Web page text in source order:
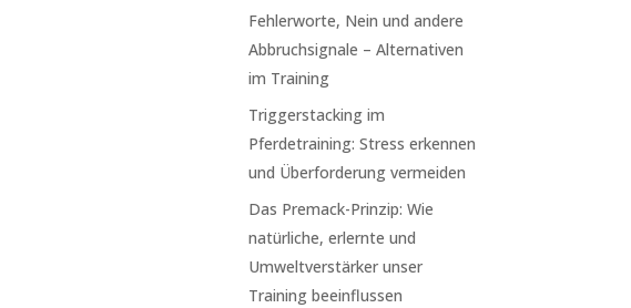
Fehlerworte, Nein und andere
Abbruchsignale – Alternativen
im Training
Triggerstacking im
Pferdetraining: Stress erkennen
und Überforderung vermeiden
Das Premack-Prinzip: Wie
natürliche, erlernte und
Umweltverstärker unser
Training beeinflussen